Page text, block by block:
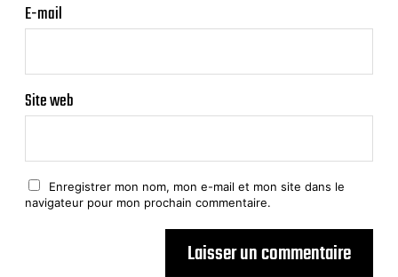
E-mail
Site web
Enregistrer mon nom, mon e-mail et mon site dans le
navigateur pour mon prochain commentaire.